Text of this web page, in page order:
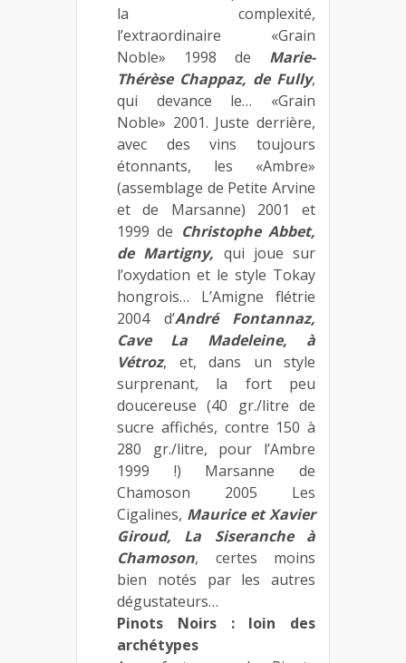
la complexité,
l’extraordinaire «Grain
Noble» 1998 de Marie-
Thérèse Chappaz, de Fully,
qui devance le… «Grain
Noble» 2001. Juste derrière,
avec des vins toujours
étonnants, les «Ambre»
(assemblage de Petite Arvine
et de Marsanne) 2001 et
1999 de Christophe Abbet,
de Martigny, qui joue sur
l’oxydation et le style Tokay
hongrois… L’Amigne flétrie
2004 d’André Fontannaz,
Cave La Madeleine, à
Vétroz, et, dans un style
surprenant, la fort peu
doucereuse (40 gr./litre de
sucre affichés, contre 150 à
280 gr./litre, pour l’Ambre
1999 !) Marsanne de
Chamoson 2005 Les
Cigalines, Maurice et Xavier
Giroud, La Siseranche à
Chamoson, certes moins
bien notés par les autres
dégustateurs…
Pinots Noirs : loin des
archétypes